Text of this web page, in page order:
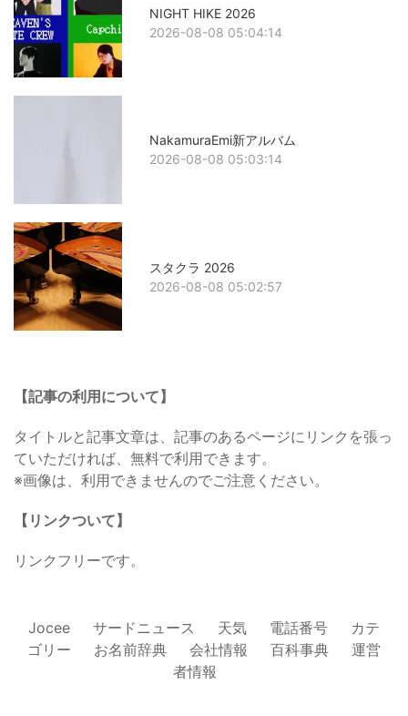
NIGHT HIKE 2026
2026-08-08 05:04:14
NakamuraEmi新アルバム
2026-08-08 05:03:14
スタクラ 2026
2026-08-08 05:02:57
【記事の利用について】
タイトルと記事文章は、記事のあるページにリンクを張っ
ていただければ、無料で利用できます。
※画像は、利用できませんのでご注意ください。
【リンクついて】
リンクフリーです。
Jocee サードニュース 天気 電話番号
カテ
ゴリー
お名前辞典 会社情報 百科事典
運営
者情報